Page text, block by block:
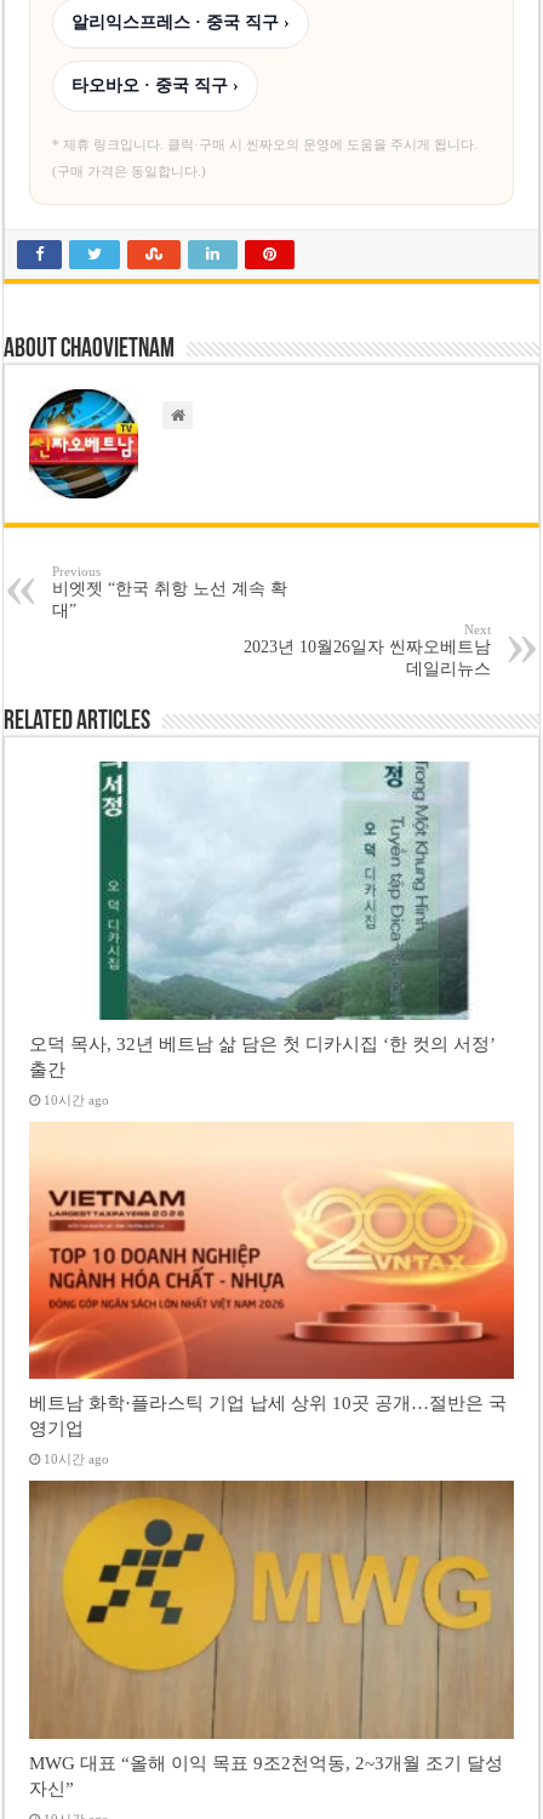
알리익스프레스 · 중국 직구 ›
타오바오 · 중국 직구 ›
* 제휴 링크입니다. 클릭·구매 시 씬짜오의 운영에 도움을 주시게 됩니다.
(구매 가격은 동일합니다.)
About chaovietnam
Previous
비엣젯 “한국 취항 노선 계속 확
대”
Next
2023년 10월26일자 씬짜오베트남
데일리뉴스
Related Articles
오덕 목사, 32년 베트남 삶 담은 첫 디카시집 ‘한 컷의 서정’
출간
10시간 ago
베트남 화학·플라스틱 기업 납세 상위 10곳 공개…절반은 국
영기업
10시간 ago
MWG 대표 “올해 이익 목표 9조2천억동, 2~3개월 조기 달성
자신”